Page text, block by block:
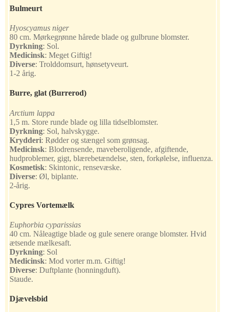
Bulmeurt
Hyoscyamus niger
80 cm. Mørkegrønne hårede blade og gulbrune blomster.
Dyrkning: Sol.
Medicinsk: Meget Giftig!
Diverse: Trolddomsurt, hønsetyveurt.
1-2 årig.
Burre, glat (Burrerod)
Arctium lappa
1,5 m. Store runde blade og lilla tidselblomster.
Dyrkning: Sol, halvskygge.
Krydderi: Rødder og stængel som grønsag.
Medicinsk: Blodrensende, maveberoligende, afgiftende,
hudproblemer, gigt, blærebetændelse, sten, forkølelse, influenza.
Kosmetisk: Skintonic, rensevæske.
Diverse: Øl, biplante.
2-årig.
Cypres Vortemælk
Euphorbia cyparissias
40 cm. Nåleagtige blade og gule senere orange blomster. Hvid
ætsende mælkesaft.
Dyrkning: Sol
Medicinsk: Mod vorter m.m. Giftig!
Diverse: Duftplante (honningduft).
Staude.
Djævelsbid